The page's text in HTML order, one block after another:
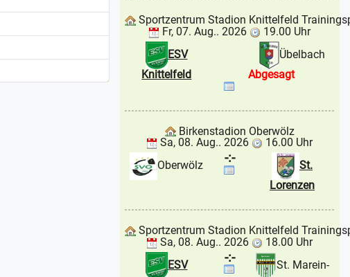
Sportzentrum Stadion Knittelfeld
Fr, 07. Aug.. 2026
19.00 Uhr
ESV
Knittelfeld
Übelbach
Abgesagt
Birkenstadion Oberwölz
Sa, 08. Aug.. 2026
16.00 Uhr
Oberwölz
St.
Lorenzen
-:-
Sportzentrum Stadion Knittelfeld
Sa, 08. Aug.. 2026
18.00 Uhr
ESV
St. Marein-
-:-